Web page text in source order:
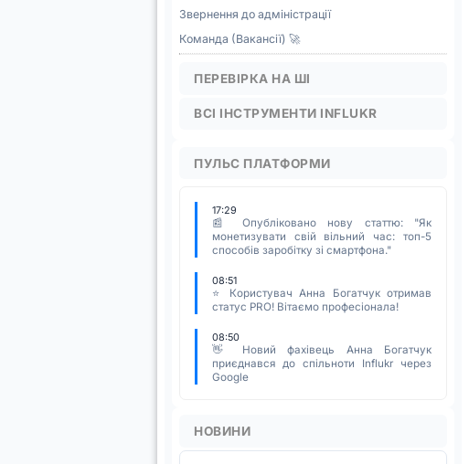
Звернення до адміністрації
Команда (Вакансії) 🚀
ПЕРЕВІРКА НА ШІ
ВСІ ІНСТРУМЕНТИ INFLUKR
ПУЛЬС ПЛАТФОРМИ
17:29
📰 Опубліковано нову статтю: "Як
монетизувати свій вільний час: топ-5
способів заробітку зі смартфона."
08:51
⭐ Користувач Анна Богатчук отримав
статус PRO! Вітаємо професіонала!
08:50
👋 Новий фахівець Анна Богатчук
приєднався до спільноти Influkr через
Google
НОВИНИ